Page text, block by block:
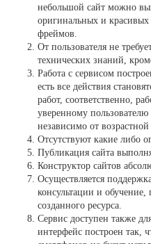
небольшой сайт можно
оригинальных и
фреймов.
От пользователя не
технических знаний,
Работа с сервисом
есть все действия
работ, соответственно,
уверенному
независимо от возрастной
Отсутствуют какие либо
Публикация сайта
Конструктор сайтов
Осуществляется
консультации и
созданного ресурса.
Сервис доступен также
интерфейс построен так,